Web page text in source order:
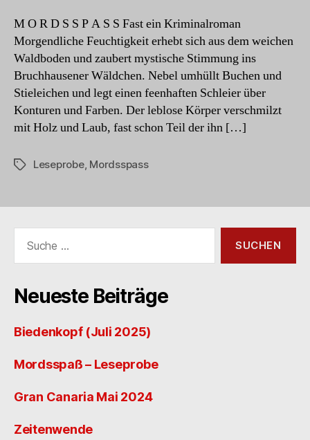
M O R D S S P A S S Fast ein Kriminalroman
Morgendliche Feuchtigkeit erhebt sich aus dem weichen
Waldboden und zaubert mystische Stimmung ins
Bruchhausener Wäldchen. Nebel umhüllt Buchen und
Stieleichen und legt einen feenhaften Schleier über
Konturen und Farben. Der leblose Körper verschmilzt
mit Holz und Laub, fast schon Teil der ihn […]
Schlagwörter
Leseprobe, Mordsspass
nach:
Neueste Beiträge
Biedenkopf (Juli 2025)
Mordsspaß – Leseprobe
Gran Canaria Mai 2024
Zeitenwende